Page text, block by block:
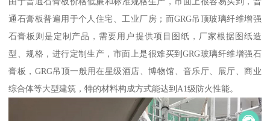
通石膏板普遍用于个人住宅、工业厂房；而GRG吊顶玻璃纤维增强
石膏板则是定制产品，需要用户提供项目图纸，厂家根据图纸造
型、规格，进行定制生产，市面上是很难买到GRG玻璃纤维增强石
膏板，GRG吊顶一般用在星级酒店、博物馆、音乐厅、展厅、商业
综合体等大型建筑，特的材料构成方式能达到A1级防火性能。